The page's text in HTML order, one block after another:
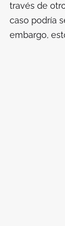
través de
caso podría
embargo,